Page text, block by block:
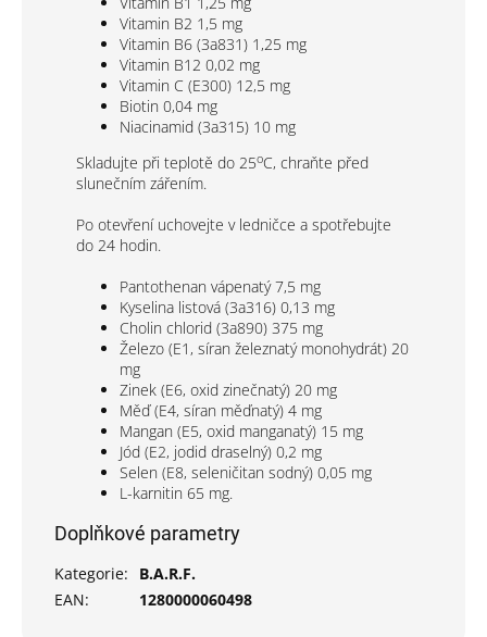
Vitamin B2 1,5 mg
Vitamin B6 (3a831) 1,25 mg
Vitamin B12 0,02 mg
Vitamin C (E300) 12,5 mg
Biotin 0,04 mg
Niacinamid (3a315) 10 mg
Skladujte při teplotě do 25oC, chraňte před
slunečním zářením.
Po otevření uchovejte v ledničce a spotřebujte
do 24 hodin.
Pantothenan vápenatý 7,5 mg
Kyselina listová (3a316) 0,13 mg
Cholin chlorid (3a890) 375 mg
Železo (E1, síran železnatý monohydrát) 20
mg
Zinek (E6, oxid zinečnatý) 20 mg
Měď (E4, síran měďnatý) 4 mg
Mangan (E5, oxid manganatý) 15 mg
Jód (E2, jodid draselný) 0,2 mg
Selen (E8, seleničitan sodný) 0,05 mg
L-karnitin 65 mg.
Doplňkové parametry
Kategorie:
B.A.R.F.
EAN: 1280000060498